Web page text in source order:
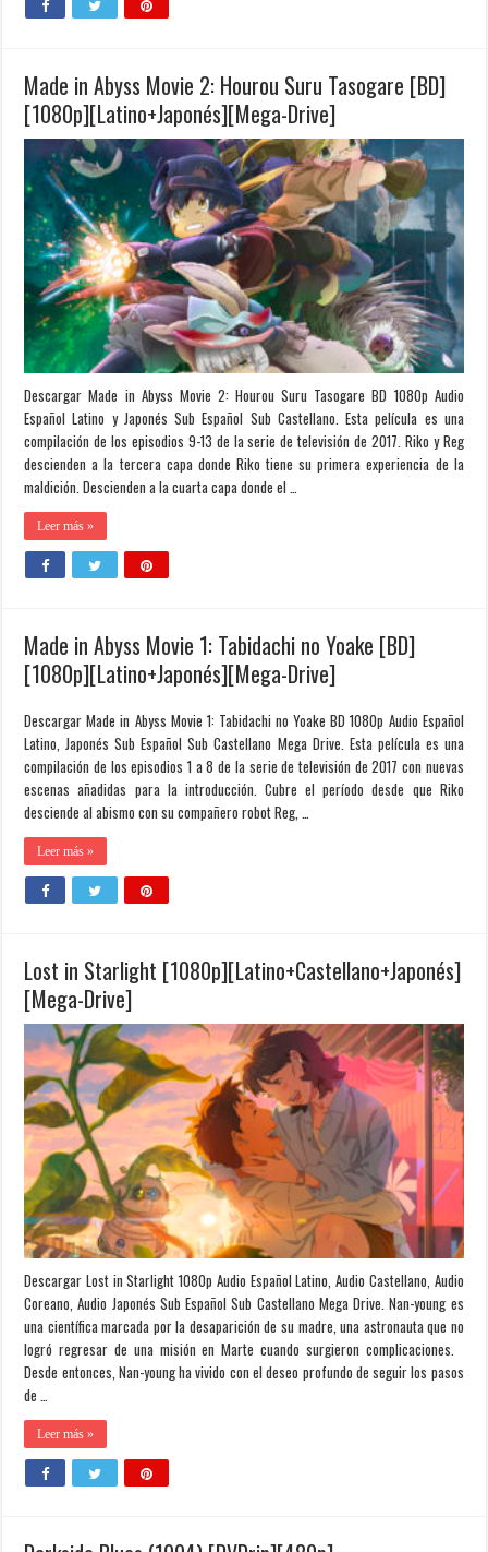
Made in Abyss Movie 2: Hourou Suru Tasogare [BD]
[1080p][Latino+Japonés][Mega-Drive]
Descargar Made in Abyss Movie 2: Hourou Suru Tasogare BD 1080p Audio
Español Latino y Japonés Sub Español Sub Castellano. Esta película es una
compilación de los episodios 9-13 de la serie de televisión de 2017. Riko y Reg
descienden a la tercera capa donde Riko tiene su primera experiencia de la
maldición. Descienden a la cuarta capa donde el …
Leer más »
Made in Abyss Movie 1: Tabidachi no Yoake [BD]
[1080p][Latino+Japonés][Mega-Drive]
Descargar Made in Abyss Movie 1: Tabidachi no Yoake BD 1080p Audio Español
Latino, Japonés Sub Español Sub Castellano Mega Drive. Esta película es una
compilación de los episodios 1 a 8 de la serie de televisión de 2017 con nuevas
escenas añadidas para la introducción. Cubre el período desde que Riko
desciende al abismo con su compañero robot Reg, …
Leer más »
Lost in Starlight [1080p][Latino+Castellano+Japonés]
[Mega-Drive]
Descargar Lost in Starlight 1080p Audio Español Latino, Audio Castellano, Audio
Coreano, Audio Japonés Sub Español Sub Castellano Mega Drive. Nan-young es
una científica marcada por la desaparición de su madre, una astronauta que no
logró regresar de una misión en Marte cuando surgieron complicaciones.
Desde entonces, Nan-young ha vivido con el deseo profundo de seguir los pasos
de …
Leer más »